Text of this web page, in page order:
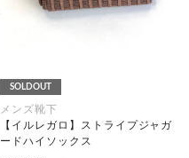
SOLDOUT
メンズ靴下
【イルレガロ】ストライプジャガ
ードハイソックス